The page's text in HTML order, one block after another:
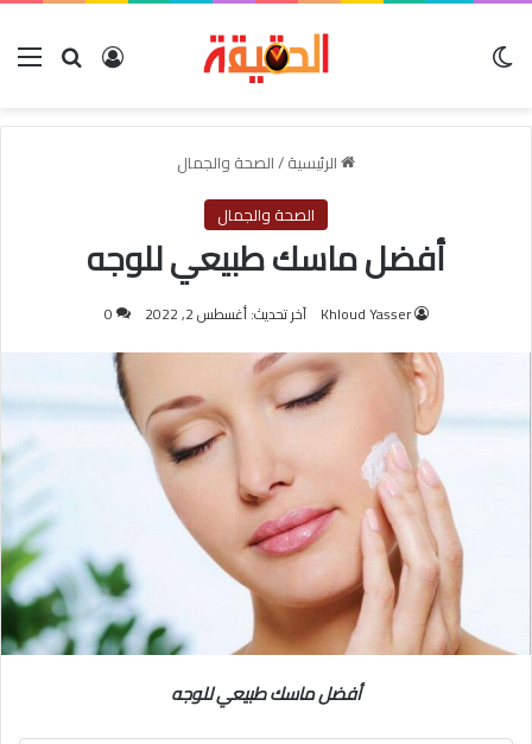
بحث عنتسجيل
الرئيسية/الصحة والجمال
الصحة والجمال
أفضل ماسك طبيعي للوجه
Khloud Yasser آخر تحديث: أغسطس 2, 2022 0
أفضل ماسك طبيعي للوجه